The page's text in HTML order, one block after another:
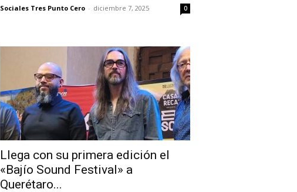
Sociales Tres Punto Cero - diciembre 7, 2025 0
Llega con su primera edición el
«Bajío Sound Festival» a
Querétaro...